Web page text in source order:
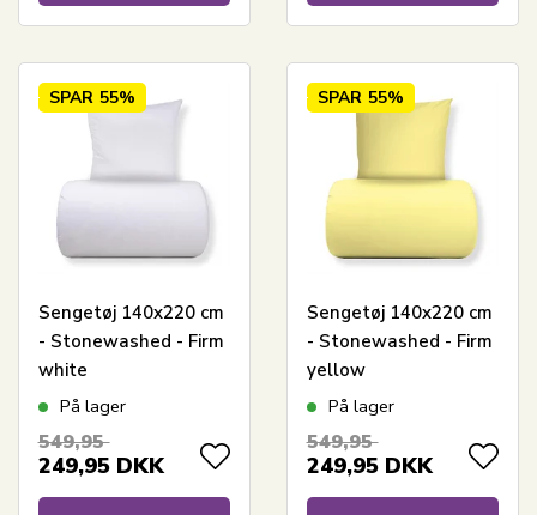
SPAR 55%
Sengetøj 140x220 cm
- Stonewashed - Firm
white
På lager
549,95
249,95 DKK
SPAR 55%
Sengetøj 140x220 cm
- Stonewashed - Firm
yellow
På lager
549,95
249,95 DKK